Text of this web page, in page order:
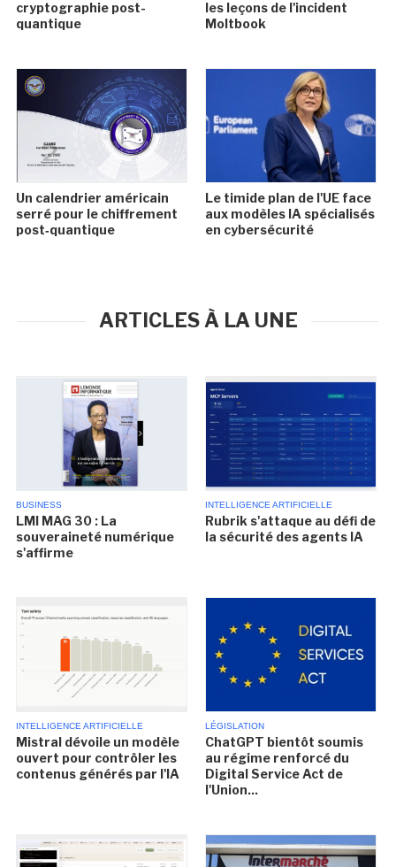
cryptographie post-
quantique
les leçons de l'incident
Moltbook
Un calendrier américain
serré pour le chiffrement
post‑quantique
Le timide plan de l'UE face
aux modèles IA spécialisés
en cybersécurité
ARTICLES À LA UNE
BUSINESS
LMI MAG 30 : La
souveraineté numérique
s'affirme
INTELLIGENCE ARTIFICIELLE
Rubrik s'attaque au défi de
la sécurité des agents IA
INTELLIGENCE ARTIFICIELLE
Mistral dévoile un modèle
ouvert pour contrôler les
contenus générés par l'IA
LÉGISLATION
ChatGPT bientôt soumis
au régime renforcé du
Digital Service Act de
l'Union...